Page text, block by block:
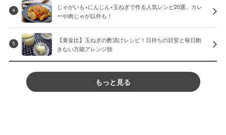
4
じゃがいも×にんじん×玉ねぎで作る人気レシピ20選。カレ
ーや肉じゃが以外も！
5
【黄金比】玉ねぎの酢漬けレシピ！日持ちの目安と毎日飽
きない万能アレンジ技
もっと見る